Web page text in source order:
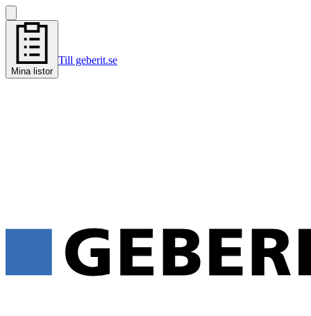
Mina listor
Till geberit.se